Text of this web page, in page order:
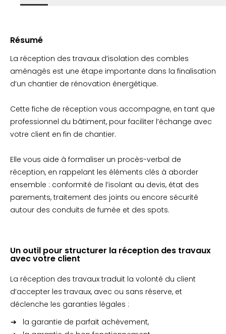
Résumé
La réception des travaux d’isolation des combles
aménagés est une étape importante dans la finalisation
d’un chantier de rénovation énergétique.
Cette fiche de réception vous accompagne, en tant que
professionnel du bâtiment, pour faciliter l’échange avec
votre client en fin de chantier.
Elle vous aide à formaliser un procès-verbal de
réception, en rappelant les éléments clés à aborder
ensemble : conformité de l’isolant au devis, état des
parements, traitement des joints ou encore sécurité
autour des conduits de fumée et des spots.
Un outil pour structurer la réception des travaux
avec votre client
La réception des travaux traduit la volonté du client
d’accepter les travaux, avec ou sans réserve, et
déclenche les garanties légales :
la garantie de parfait achèvement,